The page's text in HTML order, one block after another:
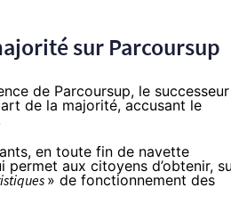
sur Parcoursup
de Parcoursup, le successeur
de la majorité, accusant le
en toute fin de navette
permet aux citoyens d’obtenir,
» de fonctionnement des